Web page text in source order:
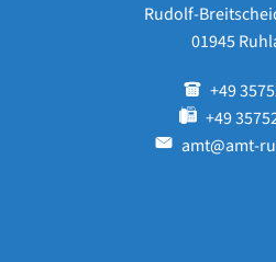
Rudolf-
01945
+49
+49
amt@amt-